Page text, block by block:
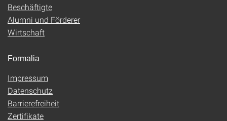
Beschäftigte
Alumni und Förderer
Wirtschaft
Formalia
Impressum
Datenschutz
Barrierefreiheit
Zertifikate